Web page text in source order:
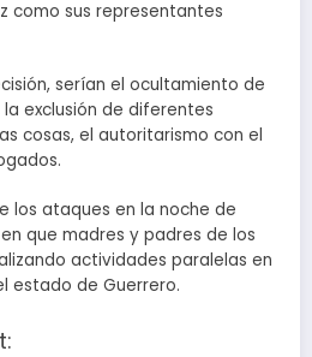
como sus representantes
serían el ocultamiento de
exclusión de diferentes
cosas, el autoritarismo con el
los ataques en la noche de
que madres y padres de los
actividades paralelas en
estado de Guerrero.